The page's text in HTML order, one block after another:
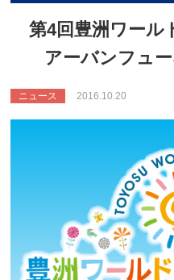
第4回豊洲ワール
アーバンフュ
ニュース 2016.10.20